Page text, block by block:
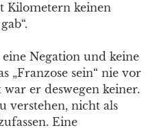
Kilometern keinen
eine Negation und keine
„Franzose sein“ nie vor
er deswegen keiner.
verstehen, nicht als
Eine